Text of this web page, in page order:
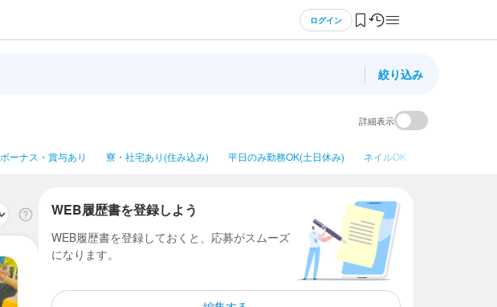
ログイン
絞り込み
詳細表示
ボーナス・賞与あり 寮・社宅あり(住み込み) 平日のみ勤務OK(土日休み) ネイルOK
WEB履歴書を登録しよう
WEB履歴書を登録しておくと、応募がスムーズ
になります。